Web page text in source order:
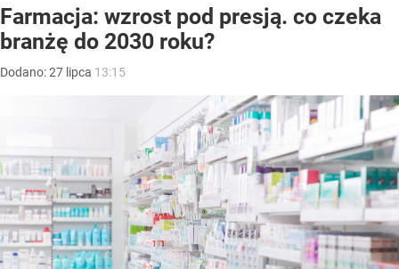
Farmacja: wzrost pod presją. co czeka
branżę do 2030 roku?
Dodano:27 lipca 13:15